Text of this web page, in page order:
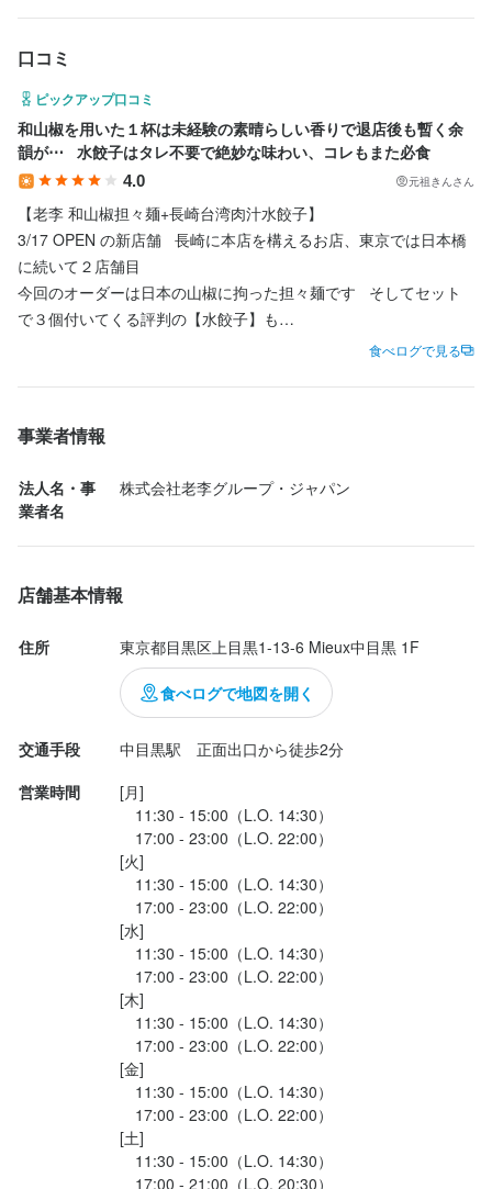
口コミ
ピックアップ口コミ
和山椒を用いた１杯は未経験の素晴らしい香りで退店後も暫く余
韻が⋯   水餃子はタレ不要で絶妙な味わい、コレもまた必食
4.0 元祖きんさん
【老李 和山椒担々麺+長崎台湾肉汁水餃子】
3/17 OPEN の新店舗   長崎に本店を構えるお店、東京では日本橋
に続いて２店舗目
今回のオーダーは日本の山椒に拘った担々麺です   そしてセット
で３個付いてくる評判の【水餃子】も
雲仙産無菌芳寿豚、島原松本農園の生姜、島原中野農園の玉葱か
らなる水餃子は味付きなので何も浸けずにそのままいただきます
こりゃ旨いッ！！   肉に癖がありません   生姜が前に出過ぎずに効
いており絶妙な仕上がり、なるほどこれはタレ不要です   こんな
担々麺は辛さ調節するのを忘れましたので殆ど辛くない状態です
海老がいくつか入っていますが、中でも干し海老がとてもイイ役
和山椒は「石臼...
食べログで見る
事業者情報
法人名・事
業者名
株式会社老李グループ・ジャパン
店舗基本情報
住所 東京都目黒区上目黒1-13-6 Mieux中目黒 1F
食べログで地図を開く
交通手段
中目黒駅　正面出口から徒歩2分
営業時間
[月]
11:30 - 15:00（L.O. 14:30）
17:00 - 23:00（L.O. 22:00）
[火]
11:30 - 15:00（L.O. 14:30）
17:00 - 23:00（L.O. 22:00）
[水]
11:30 - 15:00（L.O. 14:30）
17:00 - 23:00（L.O. 22:00）
[木]
11:30 - 15:00（L.O. 14:30）
17:00 - 23:00（L.O. 22:00）
[金]
11:30 - 15:00（L.O. 14:30）
17:00 - 23:00（L.O. 22:00）
[土]
11:30 - 15:00（L.O. 14:30）
17:00 - 21:00（L.O. 20:30）
仕事内容
台湾料理店で、ホールスタッフとして活躍しませんか？
お客様に本場の味を提供し、笑顔でおもてなしをお願いします！
未経験でも大丈夫、先輩スタッフがしっかりサポートします。
■仕事内容■
お客様への接客・注文受付
レジ清算業務
ドリンク・デザート作成
スイーツのトッピング・盛り付け
洗い場業務 など
で、学生やWワークの方も働きやすいです！週3日～勤務OK！
この仕事のおすすめポイント
正社員としてキャリアを積むことができます。
応募資格
必須スキル・経験
求める人物像
弊社では、感動・感謝の気持ちをもって
お客様に喜んでいただける接客を心がけています。
笑顔での接客を大切にし、一緒に老李を盛り上げてくれる
仲間を募集中です！
選考の流れ
応募後、原則2営業日以内に返信しております。
お電話でのご応募の場合、12時～13時を避けてご連絡いただけま
仕事内容
私たちの台湾料理店で、一緒に中目黒を盛り上げていきません
か？
あなたの経験を活かし、台湾料理の魅力を最大限に引き出すお料
理を提供するチャンスです！
■業務内容■
店舗内厨房での調理業務全般
食材の仕込み（カットや下ごしらえ）
開店準備
洗い場の清掃等
台湾出身のオーナーが手がける当店は、多様なバックグラウンド
この仕事のおすすめポイント
★研修・サポート★
先輩スタッフがしっかりと研修を行います。業務に自信が持てる
入社1年目:料理長指導のもと、当店自慢の味をしっかりと学んで
3年後:店舗の調理責任者として、1店舗を任される料理長にステッ
プアップ。
5年後:独立を目指す方は、店舗運営のノウハウを習得し、独立開
業も可能。
身に付くスキル
肉の知識 野菜の知識 仕入れ・食材の目利き
必須スキル・経験
飲食店での調理経験
中華の調理経験者（経験年数不問）
【外国の方の場合：必須】
ビジネスレベル（Ｎ２）の日本語会話ができる方